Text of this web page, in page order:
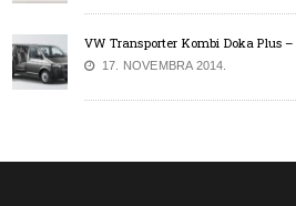
VW Transporter Kombi Doka Plus
17. NOVEMBRA 2014.